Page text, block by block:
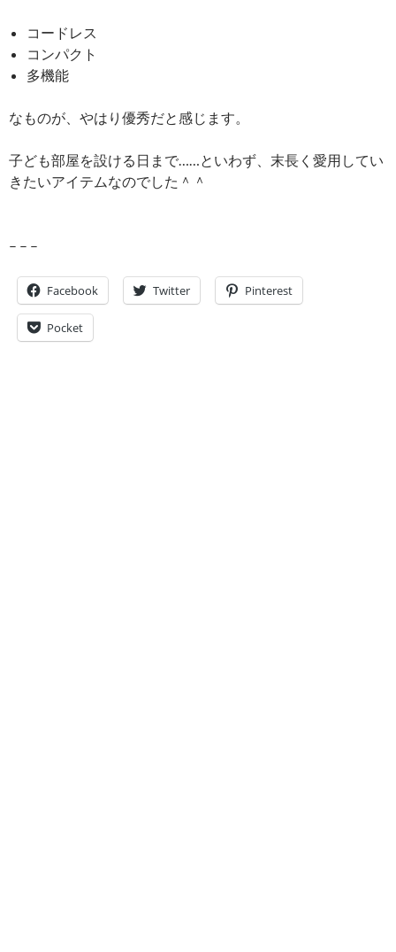
コードレス
コンパクト
多機能
なものが、やはり優秀だと感じます。
子ども部屋を設ける日まで……といわず、末長く愛用してい
きたいアイテムなのでした＾＾
– – –
Facebook Twitter Pinterest
Pocket